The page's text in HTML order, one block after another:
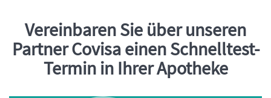
Einleitung
Vereinbaren Sie über unseren
Partner Covisa einen Schnelltest-
Termin in Ihrer Apotheke